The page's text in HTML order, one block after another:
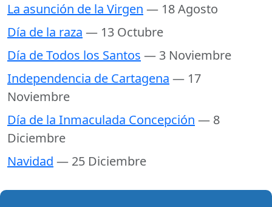
La asunción de la Virgen — 18 Agosto
Día de la raza — 13 Octubre
Día de Todos los Santos — 3 Noviembre
Independencia de Cartagena — 17
Noviembre
Día de la Inmaculada Concepción — 8
Diciembre
Navidad — 25 Diciembre